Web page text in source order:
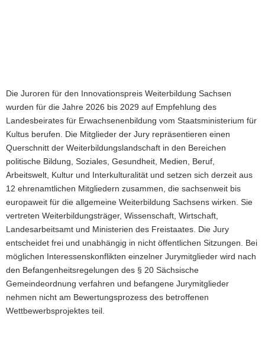
Die Juroren für den Innovationspreis Weiterbildung Sachsen
wurden für die Jahre 2026 bis 2029 auf Empfehlung des
Landesbeirates für Erwachsenenbildung vom Staatsministerium für
Kultus berufen. Die Mitglieder der Jury repräsentieren einen
Querschnitt der Weiterbildungslandschaft in den Bereichen
politische Bildung, Soziales, Gesundheit, Medien, Beruf,
Arbeitswelt, Kultur und Interkulturalität und setzen sich derzeit aus
12 ehrenamtlichen Mitgliedern zusammen, die sachsenweit bis
europaweit für die allgemeine Weiterbildung Sachsens wirken. Sie
vertreten Weiterbildungsträger, Wissenschaft, Wirtschaft,
Landesarbeitsamt und Ministerien des Freistaates. Die Jury
entscheidet frei und unabhängig in nicht öffentlichen Sitzungen. Bei
möglichen Interessenskonflikten einzelner Jurymitglieder wird nach
den Befangenheitsregelungen des § 20 Sächsische
Gemeindeordnung verfahren und befangene Jurymitglieder
nehmen nicht am Bewertungsprozess des betroffenen
Wettbewerbsprojektes teil.